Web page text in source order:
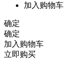
加入购物车
确定
确定
加入购物车
立即购买